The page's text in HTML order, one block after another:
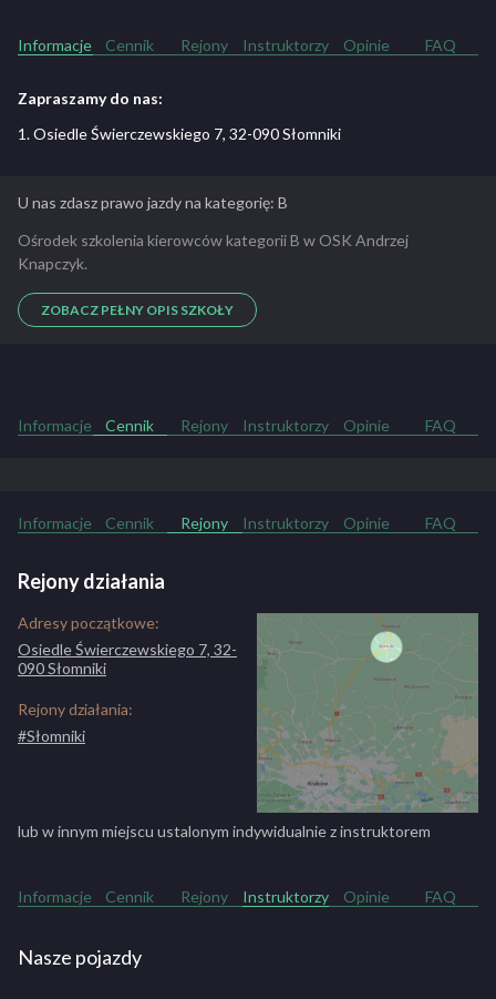
Informacje Cennik Rejony Instruktorzy Opinie FAQ
Zapraszamy do nas:
1. Osiedle Świerczewskiego 7, 32-090 Słomniki
U nas zdasz prawo jazdy na kategorię: B
Ośrodek szkolenia kierowców kategorii B w OSK Andrzej
Knapczyk.
ZOBACZ PEŁNY OPIS SZKOŁY
Informacje Cennik Rejony Instruktorzy Opinie FAQ
Informacje Cennik Rejony Instruktorzy Opinie FAQ
Rejony działania
Adresy początkowe:
Osiedle Świerczewskiego 7, 32-
090 Słomniki
Rejony działania:
#Słomniki
lub w innym miejscu ustalonym indywidualnie z instruktorem
Informacje Cennik Rejony Instruktorzy Opinie FAQ
Nasze pojazdy